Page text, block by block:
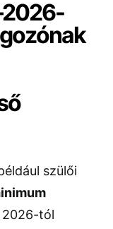
szülői
2026-tól